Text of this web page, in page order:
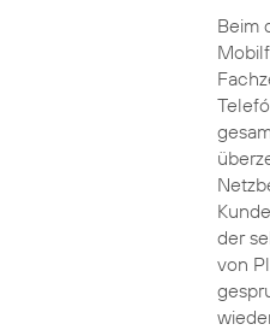
Beim
der
von